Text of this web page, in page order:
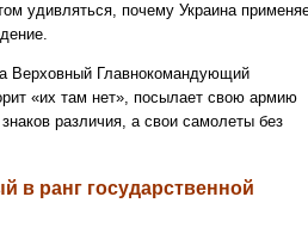
удивляться, почему Украина
Верховный Главнокомандующий
«их там нет», посылает свою армию
различия, а свои самолеты без
в ранг государственной